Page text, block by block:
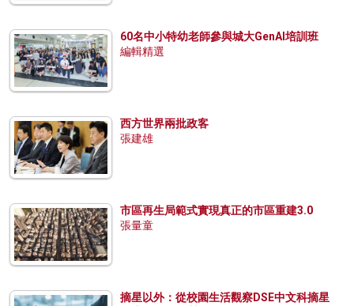
60名中小特幼老師參與城大GenAI培訓班
編輯精選
西方世界兩批政客
張建雄
市區再生局範式實現真正的市區重建3.0
張量童
摘星以外：從校園生活觀察DSE中文科摘星